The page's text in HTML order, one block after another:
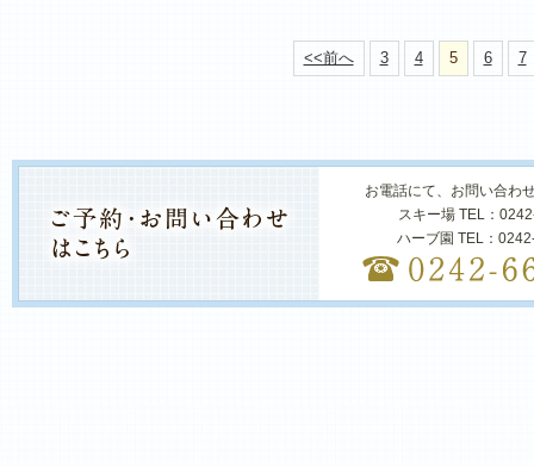
<<前へ 3 4 5 6 7
お電話にて、お問い合わ
スキー場 TEL：
ハーブ園 TEL：